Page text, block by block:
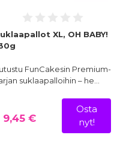
XL, OH BABY!
FunCakesin Premium-
suklaapalloihin – he…
9,45 €
Osta
nyt!